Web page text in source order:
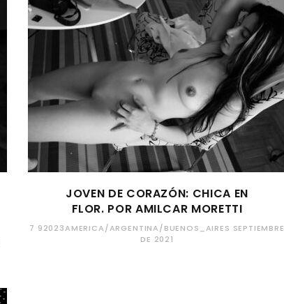
JOVEN DE CORAZÓN: CHICA EN
FLOR. POR AMILCAR MORETTI
7 92023AMERICA/ARGENTINA/BUENOS_AIRES SEPTIEMBRE
DE 2021